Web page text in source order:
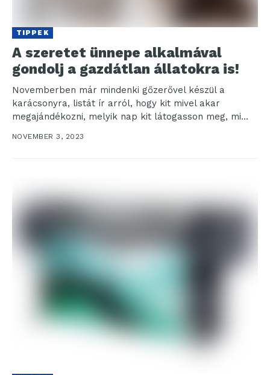
TIPPEK
A szeretet ünnepe alkalmával
gondolj a gazdátlan állatokra is!
Novemberben már mindenki gőzerővel készül a
karácsonyra, listát ír arról, hogy kit mivel akar
megajándékozni, melyik nap kit látogasson meg, mi
NOVEMBER 3, 2023